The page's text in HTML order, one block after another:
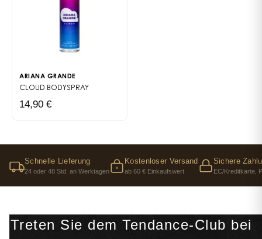
ARIANA GRANDE
CLOUD BODYSPRAY
14,90 €
Schnelle Lieferung
24 oder 48 Std. an Werktagen
Kostenloser Versand
ab 60 € Einkaufswert
Sichere
EC/Kreditkarte,
Treten Sie dem Tendance-Club bei